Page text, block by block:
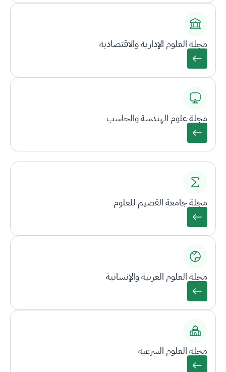
مجلة العلوم الإدارية والاقتصادية
مجلة علوم الهندسة والحاسب
مجلة جامعة القصيم للعلوم
مجلة العلوم العربية والإنسانية
مجلة العلوم الشرعية